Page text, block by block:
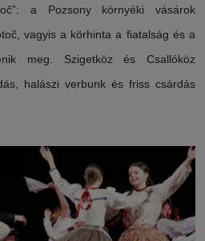
a Pozsony környéki vásárok
vagyis a körhinta a fiatalság és a
meg. Szigetköz és Csallóköz
halászi verbunk és friss csárdás